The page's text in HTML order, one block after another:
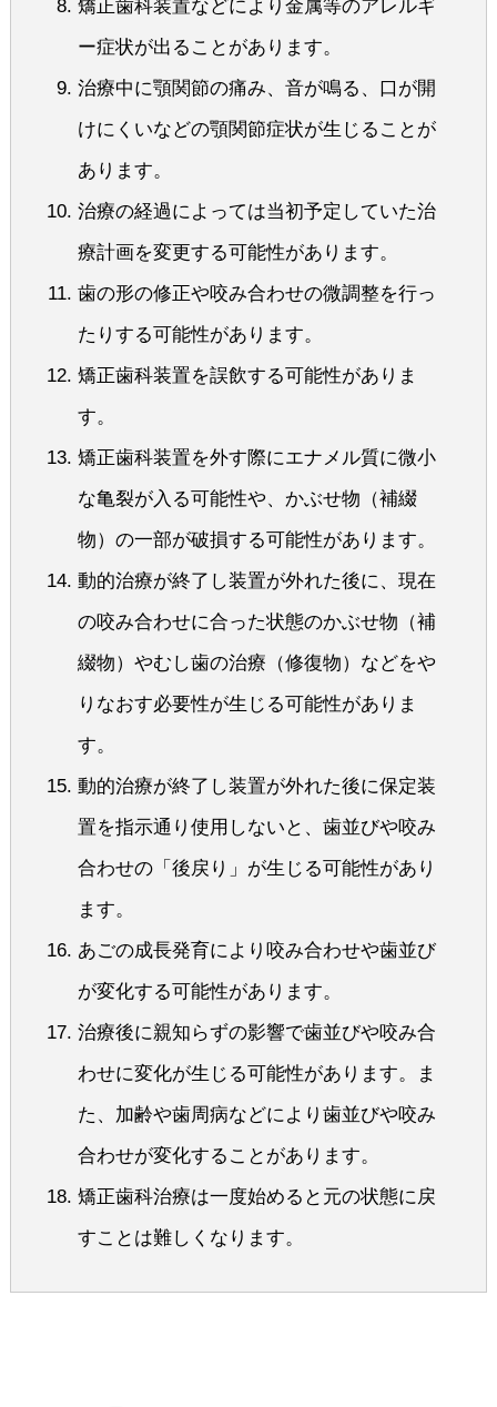
矯正歯科装置などにより金属等のアレルギ
ー症状が出ることがあります。
治療中に顎関節の痛み、音が鳴る、口が開
けにくいなどの顎関節症状が生じることが
あります。
治療の経過によっては当初予定していた治
療計画を変更する可能性があります。
歯の形の修正や咬み合わせの微調整を行っ
たりする可能性があります。
矯正歯科装置を誤飲する可能性がありま
す。
矯正歯科装置を外す際にエナメル質に微小
な亀裂が入る可能性や、かぶせ物（補綴
物）の一部が破損する可能性があります。
動的治療が終了し装置が外れた後に、現在
の咬み合わせに合った状態のかぶせ物（補
綴物）やむし歯の治療（修復物）などをや
りなおす必要性が生じる可能性がありま
す。
動的治療が終了し装置が外れた後に保定装
置を指示通り使用しないと、歯並びや咬み
合わせの「後戻り」が生じる可能性があり
ます。
あごの成長発育により咬み合わせや歯並び
が変化する可能性があります。
治療後に親知らずの影響で歯並びや咬み合
わせに変化が生じる可能性があります。ま
た、加齢や歯周病などにより歯並びや咬み
合わせが変化することがあります。
矯正歯科治療は一度始めると元の状態に戻
すことは難しくなります。